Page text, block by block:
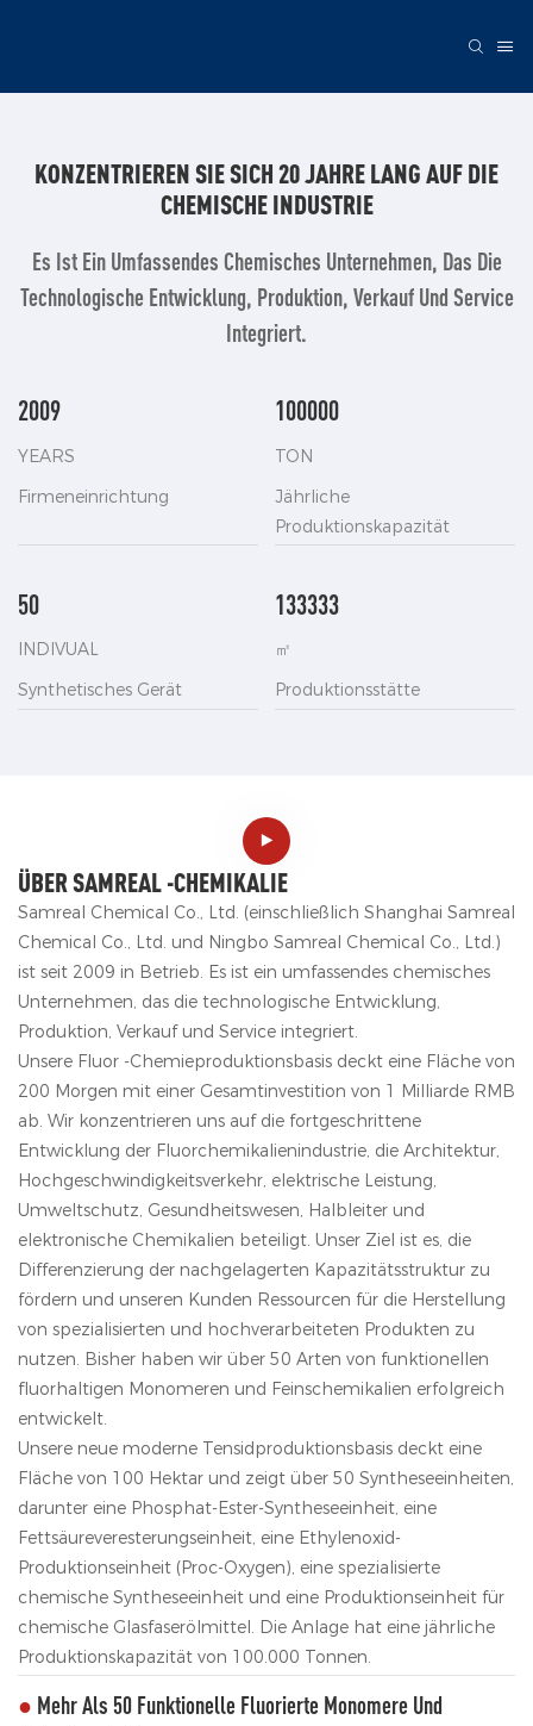
KONZENTRIEREN SIE SICH 20 JAHRE LANG AUF DIE
CHEMISCHE INDUSTRIE
Es Ist Ein Umfassendes Chemisches Unternehmen, Das Die
Technologische Entwicklung, Produktion, Verkauf Und Service
Integriert.
2009
YEARS
Firmeneinrichtung
100000
TON
Jährliche
Produktionskapazität
50
INDIVUAL
Synthetisches Gerät
133333
㎡
Produktionsstätte
ÜBER SAMREAL -CHEMIKALIE
Samreal Chemical Co., Ltd. (einschließlich Shanghai Samreal
Chemical Co., Ltd. und Ningbo Samreal Chemical Co., Ltd.)
ist seit 2009 in Betrieb. Es ist ein umfassendes chemisches
Unternehmen, das die technologische Entwicklung,
Produktion, Verkauf und Service integriert.
Unsere Fluor -Chemieproduktionsbasis deckt eine Fläche von
200 Morgen mit einer Gesamtinvestition von 1 Milliarde RMB
ab. Wir konzentrieren uns auf die fortgeschrittene
Entwicklung der Fluorchemikalienindustrie, die Architektur,
Hochgeschwindigkeitsverkehr, elektrische Leistung,
Umweltschutz, Gesundheitswesen, Halbleiter und
elektronische Chemikalien beteiligt. Unser Ziel ist es, die
Differenzierung der nachgelagerten Kapazitätsstruktur zu
fördern und unseren Kunden Ressourcen für die Herstellung
von spezialisierten und hochverarbeiteten Produkten zu
nutzen. Bisher haben wir über 50 Arten von funktionellen
fluorhaltigen Monomeren und Feinschemikalien erfolgreich
entwickelt.
Unsere neue moderne Tensidproduktionsbasis deckt eine
Fläche von 100 Hektar und zeigt über 50 Syntheseeinheiten,
darunter eine Phosphat-Ester-Syntheseeinheit, eine
Fettsäureveresterungseinheit, eine Ethylenoxid-
Produktionseinheit (Proc-Oxygen), eine spezialisierte
chemische Syntheseeinheit und eine Produktionseinheit für
chemische Glasfaserölmittel. Die Anlage hat eine jährliche
Produktionskapazität von 100.000 Tonnen.
● Mehr Als 50 Funktionelle Fluorierte Monomere Und